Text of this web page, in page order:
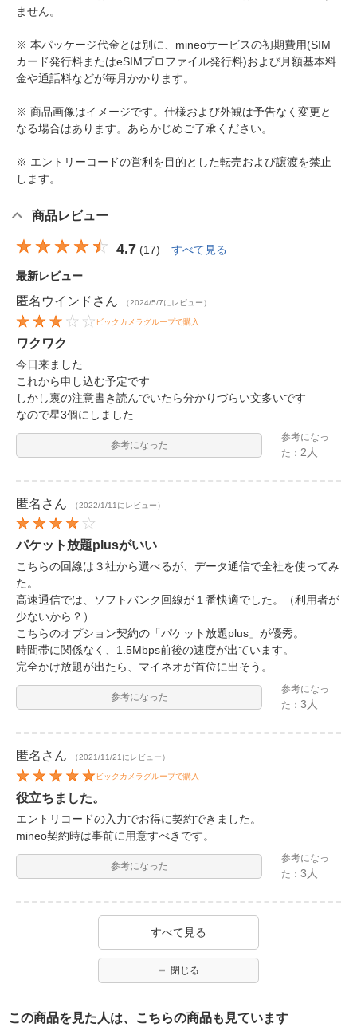
ません。
※ 本パッケージ代金とは別に、mineoサービスの初期費用(SIM
カード発行料またはeSIMプロファイル発行料)および月額基本料
金や通話料などが毎月かかります。
※ 商品画像はイメージです。仕様および外観は予告なく変更と
なる場合はあります。あらかじめご了承ください。
※ エントリーコードの営利を目的とした転売および譲渡を禁止
します。
商品レビュー
4.7 (17) すべて見る
最新レビュー
匿名ウインド さん （2024/5/7にレビュー）
ビックカメラグループで購入
ワクワク
今日来ました
これから申し込む予定です
しかし裏の注意書き読んでいたら分かりづらい文多いです
なので星3個にしました
参考になった
参考になっ
た： 2人
匿名 さん （2022/1/11にレビュー）
パケット放題plusがいい
こちらの回線は３社から選べるが、データ通信で全社を使ってみ
た。
高速通信では、ソフトバンク回線が１番快適でした。（利用者が
少ないから？）
こちらのオプション契約の「パケット放題plus」が優秀。
時間帯に関係なく、1.5Mbps前後の速度が出ています。
完全かけ放題が出たら、マイネオが首位に出そう。
参考になった
参考になっ
た：3人
匿名 さん （2021/11/21にレビュー）
ビックカメラグループで購入
役立ちました。
エントリコードの入力でお得に契約できました。
mineo契約時は事前に用意すべきです。
参考になった
参考になっ
た：3人
すべて見る
閉じる
この商品を見た人は、こちらの商品も見ています